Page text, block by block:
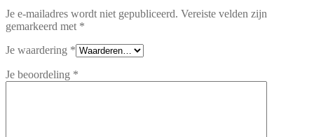
Je e-mailadres wordt niet gepubliceerd. Vereiste velden zijn
gemarkeerd met *
Je waardering *
Je beoordeling *